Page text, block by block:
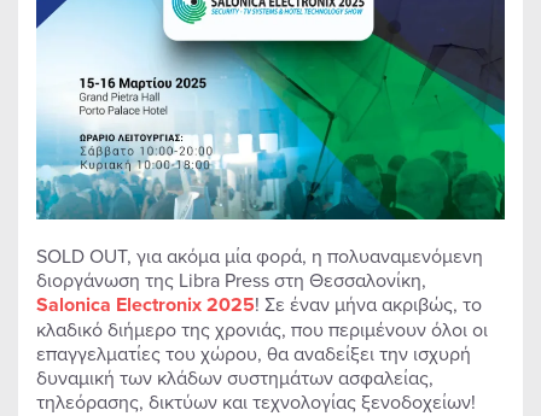
SOLD OUT, για ακόμα μία φορά, η πολυαναμενόμενη
διοργάνωση της Libra Press στη Θεσσαλονίκη,
Salonica Electronix 2025! Σε έναν μήνα ακριβώς, το
κλαδικό διήμερο της χρονιάς, που περιμένουν όλοι οι
επαγγελματίες του χώρου, θα αναδείξει την ισχυρή
δυναμική των κλάδων συστημάτων ασφαλείας,
τηλεόρασης, δικτύων και τεχνολογίας ξενοδοχείων!